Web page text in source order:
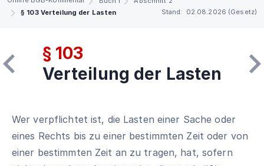
§ 103 Verteilung der Lasten
Stand: 02.08.2026 (Gesetz)
§ 103
Verteilung der Lasten
Wer verpflichtet ist, die Lasten einer Sache oder
eines Rechts bis zu einer bestimmten Zeit oder von
einer bestimmten Zeit an zu tragen, hat, sofern